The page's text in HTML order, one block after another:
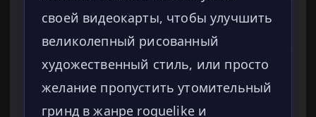
своей видеокарты, чтобы улучшить
великолепный рисованный
художественный стиль, или просто
желание пропустить утомительный
гринд в жанре roguelike и